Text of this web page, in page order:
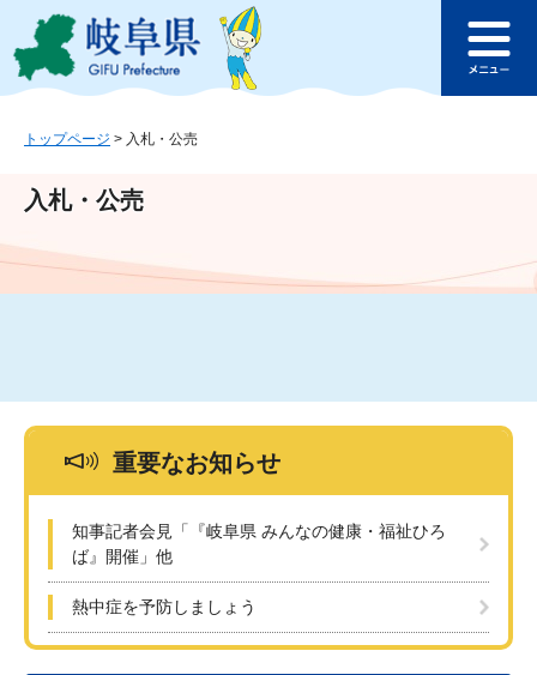
ジ
ュ
文
このページの本文へ
ュ
トップページ > 入札・公売
入札・公売
重要なお知らせ
知事記者会見「『岐阜県 みんなの健康・福祉ひろ
ば』開催」他
熱中症を予防しましょう